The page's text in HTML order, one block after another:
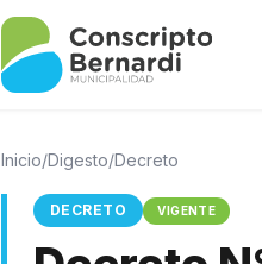
Inicio/Digesto/Decreto
DECRETO VIGENTE